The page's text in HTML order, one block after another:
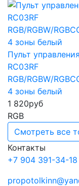
Пульт управления
RC03RF
RGB/RGBW/
4 зоны белый
1 820руб
RGB
Смотреть все
Контакты
+7 904 391-34-18